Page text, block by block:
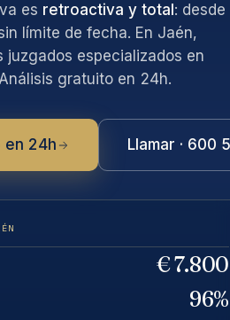
es retroactiva y total : desde
límite de fecha. En Jaén,
juzgados especializados en
gratuito en 24h.
en 24h Llamar · 600
€ 7.800
96%